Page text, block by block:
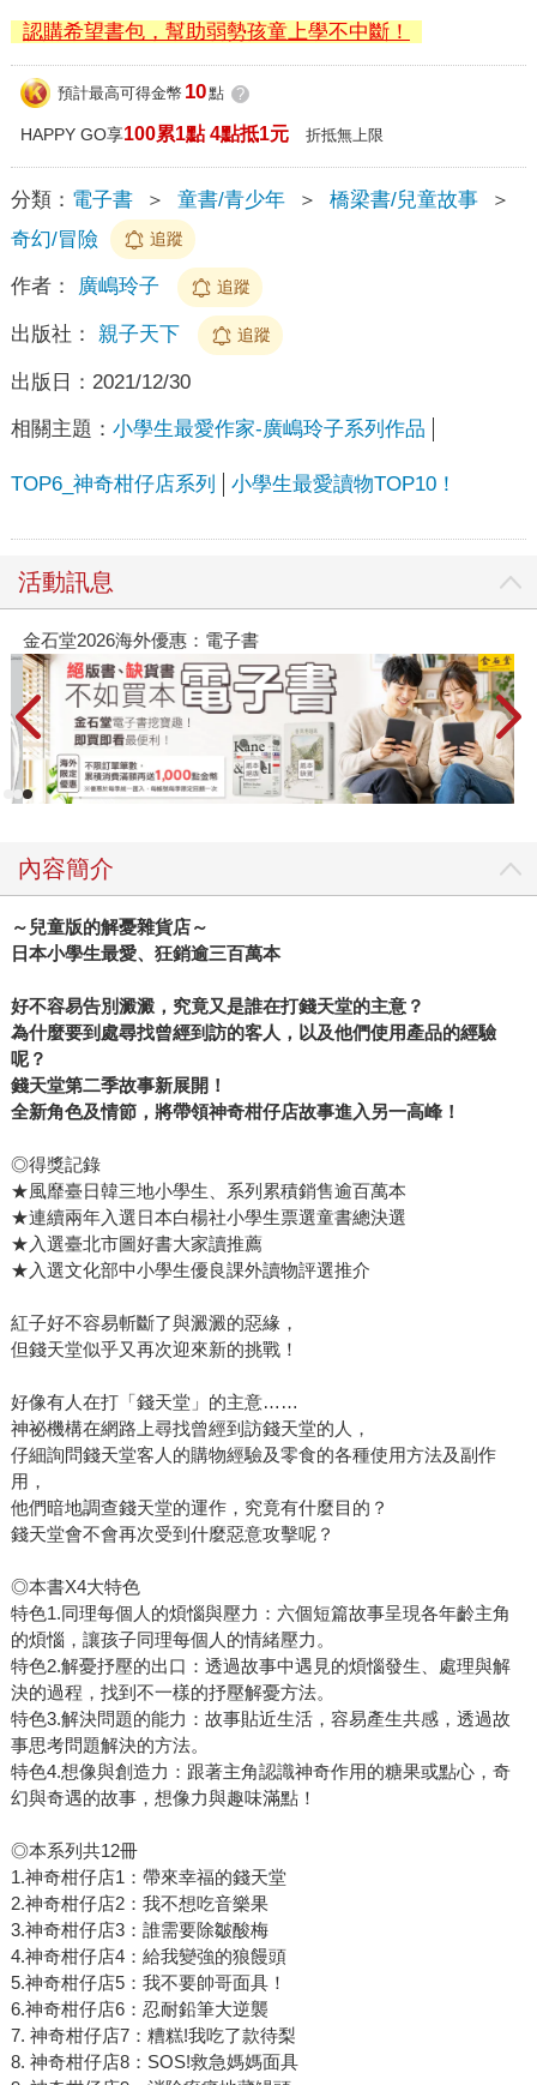
認購希望書包，幫助弱勢孩童上學不中斷！
預計最高可得金幣 10點 ?
HAPPY GO享100累1點 4點抵1元 折抵無上限
分類： 電子書 ＞ 童書/青少年 ＞ 橋梁書/兒童故事
＞
奇幻/冒險
追蹤
作者： 廣嶋玲子 追蹤
出版社： 親子天下 追蹤
出版日： 2021/12/30
相關主題： 小學生最愛作家-廣嶋玲子系列作品
TOP6_神奇柑仔店系列 小學生最愛讀物TOP10！
活動訊息
金石堂2026海外優惠：電子書
內容簡介
～兒童版的解憂雜貨店～
日本小學生最愛、狂銷逾三百萬本
好不容易告別澱澱，究竟又是誰在打錢天堂的主意？
為什麼要到處尋找曾經到訪的客人，以及他們使用產品的經驗
呢？
錢天堂第二季故事新展開！
全新角色及情節，將帶領神奇柑仔店故事進入另一高峰！
◎得獎記錄
★風靡臺日韓三地小學生、系列累積銷售逾百萬本
★連續兩年入選日本白楊社小學生票選童書總決選
★入選臺北市圖好書大家讀推薦
★入選文化部中小學生優良課外讀物評選推介
紅子好不容易斬斷了與澱澱的惡緣，
但錢天堂似乎又再次迎來新的挑戰！
好像有人在打「錢天堂」的主意……
神祕機構在網路上尋找曾經到訪錢天堂的人，
仔細詢問錢天堂客人的購物經驗及零食的各種使用方法及副作
用，
他們暗地調查錢天堂的運作，究竟有什麼目的？
錢天堂會不會再次受到什麼惡意攻擊呢？
◎本書X4大特色
特色1.同理每個人的煩惱與壓力：六個短篇故事呈現各年齡主角
的煩惱，讓孩子同理每個人的情緒壓力。
特色2.解憂抒壓的出口：透過故事中遇見的煩惱發生、處理與解
決的過程，找到不一樣的抒壓解憂方法。
特色3.解決問題的能力：故事貼近生活，容易產生共感，透過故
事思考問題解決的方法。
特色4.想像與創造力：跟著主角認識神奇作用的糖果或點心，奇
幻與奇遇的故事，想像力與趣味滿點！
◎本系列共12冊
1.神奇柑仔店1：帶來幸福的錢天堂
2.神奇柑仔店2：我不想吃音樂果
3.神奇柑仔店3：誰需要除皺酸梅
4.神奇柑仔店4：給我變強的狼饅頭
5.神奇柑仔店5：我不要帥哥面具！
6.神奇柑仔店6：忍耐鉛筆大逆襲
7. 神奇柑仔店7：糟糕!我吃了款待梨
8. 神奇柑仔店8：SOS!救急媽媽面具